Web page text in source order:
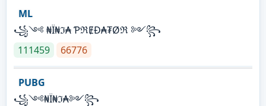
ML
꧁༺ ₦Ї₦ℑ₳ ƤℜɆĐ₳₮Øℜ ༻꧂
111459
66776
PUBG
꧁༺₦Ї₦ℑ₳༻꧂